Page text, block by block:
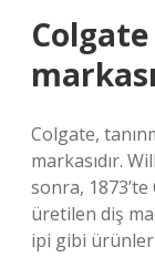
Colgate,
markasıdır.
sonra,
üretilen diş
ipi gibi